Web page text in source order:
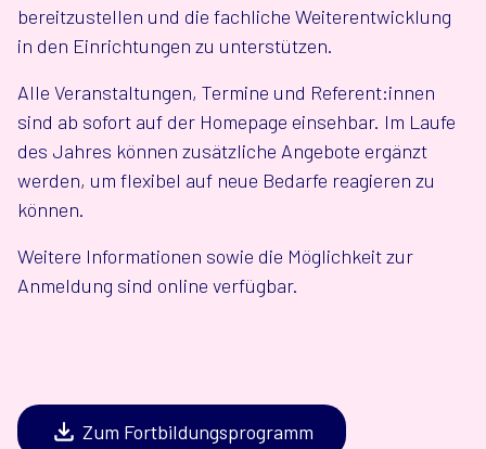
bereitzustellen und die fachliche Weiterentwicklung
in den Einrichtungen zu unterstützen.
Alle Veranstaltungen, Termine und Referent:innen
sind ab sofort auf der Homepage einsehbar. Im Laufe
des Jahres können zusätzliche Angebote ergänzt
werden, um flexibel auf neue Bedarfe reagieren zu
können.
Weitere Informationen sowie die Möglichkeit zur
Anmeldung sind online verfügbar.
Zum Fortbildungsprogramm